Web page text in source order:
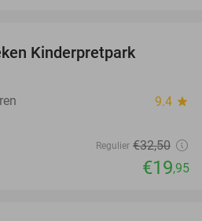
Kinderpretpark
9.4 star
Regulier €32,50
€19,95